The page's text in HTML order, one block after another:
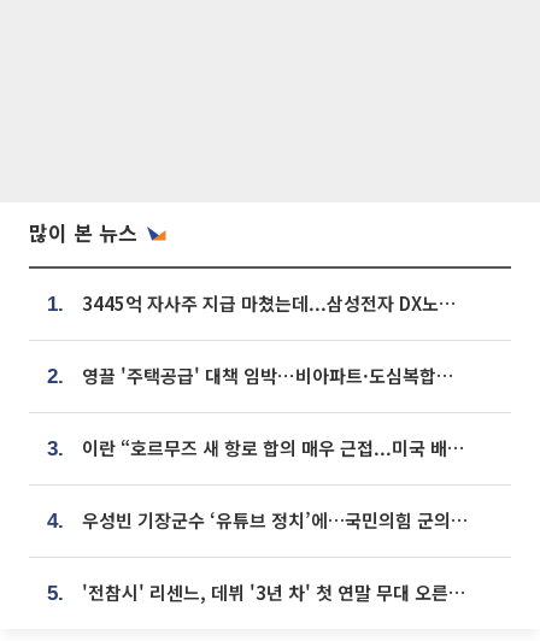
많이 본 뉴스
1. 3445억 자사주 지급 마쳤는데...삼성전자 DX노조, 뒤늦은 '떼쓰기 집회'
2. 영끌 '주택공급' 대책 임박⋯비아파트·도심복합까지 총동원
3. 이란 “호르무즈 새 항로 합의 매우 근접...미국 배상 먼저”
4. 우성빈 기장군수 ‘유튜브 정치’에…국민의힘 군의원들 집단 반발
5. '전참시' 리센느, 데뷔 '3년 차' 첫 연말 무대 오른다⋯"그동안 섭외 안 와"